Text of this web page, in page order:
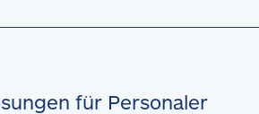
für Personaler